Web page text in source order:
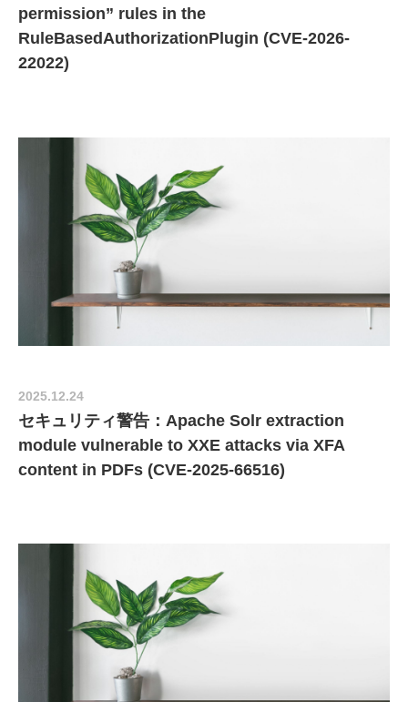
permission” rules in the
RuleBasedAuthorizationPlugin (CVE-2026-
22022)
2025.12.24
セキュリティ警告：Apache Solr extraction
module vulnerable to XXE attacks via XFA
content in PDFs (CVE-2025-66516)